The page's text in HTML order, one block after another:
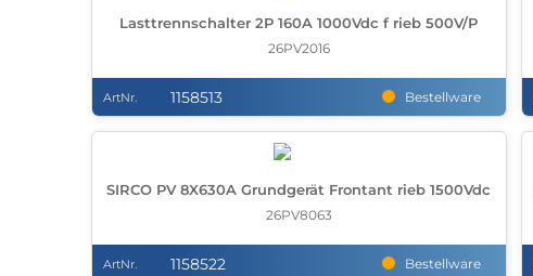
Lasttrennschalter 2P 160A 1000Vdc f rieb 500V/P
26PV2016
ArtNr. 1158513 Bestellware
SIRCO PV 8X630A Grundgerät Frontant rieb 1500Vdc
26PV8063
ArtNr. 1158522 Bestellware